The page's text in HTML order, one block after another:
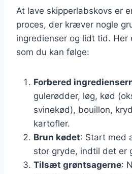
At lave skipperlabskovs er
proces, der kræver nogle
ingredienser og lidt tid. Her
som du kan følge:
Forbered
gulerødder, løg, kød
svinekød), bouillon,
kartofler.
Brun kødet: Start med
stor gryde, indtil det er
Tilsæt grøntsagerne: